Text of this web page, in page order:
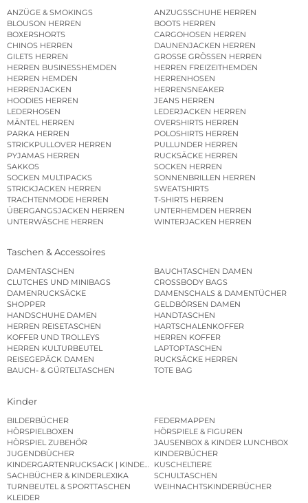
ANZÜGE & SMOKINGS
ANZUGSSCHUHE HERREN
BLOUSON HERREN
BOOTS HERREN
BOXERSHORTS
CARGOHOSEN HERREN
CHINOS HERREN
DAUNENJACKEN HERREN
GILETS HERREN
GROSSE GRÖSSEN HERREN
HERREN BUSINESSHEMDEN
HERREN FREIZEITHEMDEN
HERREN HEMDEN
HERRENHOSEN
HERRENJACKEN
HERRENSNEAKER
HOODIES HERREN
JEANS HERREN
LEDERHOSEN
LEDERJACKEN HERREN
MÄNTEL HERREN
OVERSHIRTS HERREN
PARKA HERREN
POLOSHIRTS HERREN
STRICKPULLOVER HERREN
PULLUNDER HERREN
PYJAMAS HERREN
RUCKSÄCKE HERREN
SAKKOS
SOCKEN HERREN
SOCKEN MULTIPACKS
SONNENBRILLEN HERREN
STRICKJACKEN HERREN
SWEATSHIRTS
TRACHTENMODE HERREN
T-SHIRTS HERREN
ÜBERGANGSJACKEN HERREN
UNTERHEMDEN HERREN
UNTERWÄSCHE HERREN
WINTERJACKEN HERREN
Taschen & Accessoires
DAMENTASCHEN
BAUCHTASCHEN DAMEN
CLUTCHES UND MINIBAGS
CROSSBODY BAGS
DAMENRUCKSÄCKE
DAMENSCHALS & DAMENTÜCHER
SHOPPER
GELDBÖRSEN DAMEN
HANDSCHUHE DAMEN
HANDTASCHEN
HERREN REISETASCHEN
HARTSCHALENKOFFER
KOFFER UND TROLLEYS
HERREN KOFFER
HERREN KULTURBEUTEL
LAPTOPTASCHEN
REISEGEPÄCK DAMEN
RUCKSÄCKE HERREN
BAUCH- & GÜRTELTASCHEN
TOTE BAG
Kinder
BILDERBÜCHER
FEDERMAPPEN
HÖRSPIELBOXEN
HÖRSPIELE & FIGUREN
HÖRSPIEL ZUBEHÖR
JAUSENBOX & KINDER LUNCHBOX
JUGENDBÜCHER
KINDERBÜCHER
KINDERGARTENRUCKSACK | KINDERGARTENBEUTEL
KUSCHELTIERE
SACHBÜCHER & KINDERLEXIKA
SCHULTASCHEN
TURNBEUTEL & SPORTTASCHEN
WEIHNACHTSKINDERBÜCHER
KLEIDER